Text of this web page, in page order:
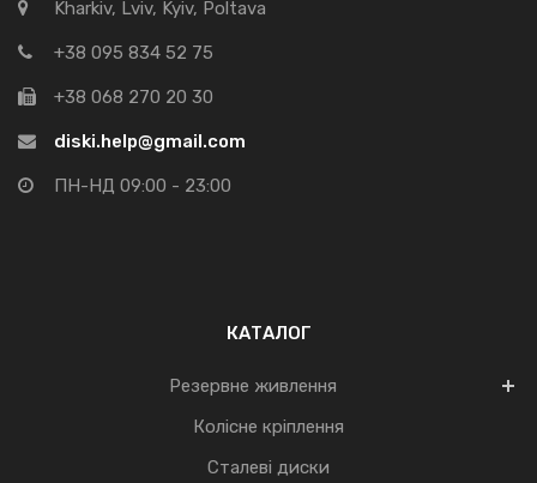
Kharkiv, Lviv, Kyiv, Poltava
+38 095 834 52 75
+38 068 270 20 30
diski.help@gmail.com
ПН-НД 09:00 - 23:00
КАТАЛОГ
Резервне живлення
Колісне кріплення
Сталеві диски